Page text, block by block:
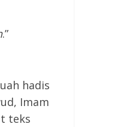
.”
hadis
Imam
teks